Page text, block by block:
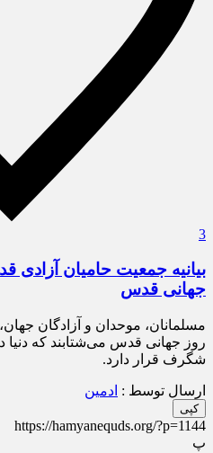
3
بیانیه جمعیت حامیان
جهانی قدس
مسلمانان، موحدان و آزادگان
روز جهانی قدس می‌شتابند که دنیا
شگرف قرار دارد.
ارسال توسط : ادمین
کپی
https://hamyanequds.org/?p=1144
پ